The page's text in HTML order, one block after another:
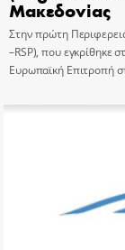
Μακεδονίας
Στην πρώτη
–RSP), που εγκρίθηκε
Ευρωπαϊκή Επιτροπή